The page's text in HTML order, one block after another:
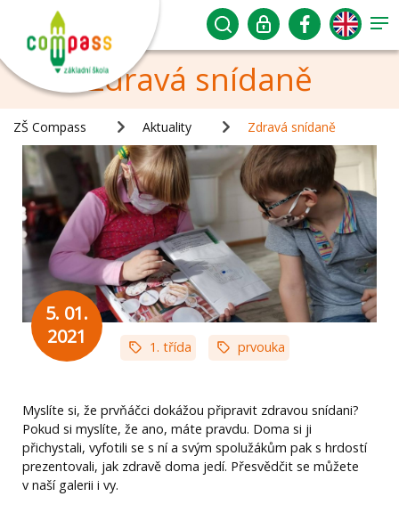
Zdravá snídaně
ZŠ Compass Aktuality Zdravá snídaně
5. 01.
2021
1. třída prvouka
Myslíte si, že prvňáčci dokážou připravit zdravou snídani?
Pokud si myslíte, že ano, máte pravdu. Doma si ji
přichystali, vyfotili se s ní a svým spolužákům pak s hrdostí
prezentovali, jak zdravě doma jedí. Přesvědčit se můžete
v naší galerii i vy.